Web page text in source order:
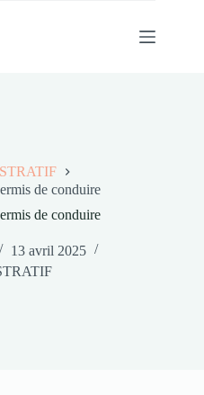
de conduire
de conduire
13 avril 2025